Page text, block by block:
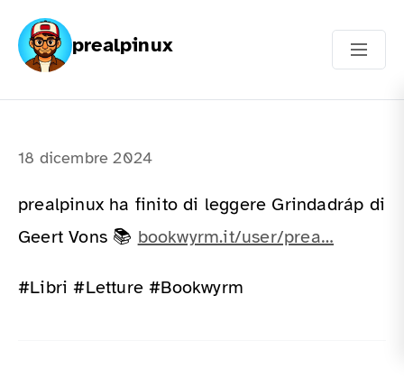
prealpinux
18 dicembre 2024
prealpinux ha finito di leggere Grindadráp di
Geert Vons 📚 bookwyrm.it/user/prea…
#Libri #Letture #Bookwyrm